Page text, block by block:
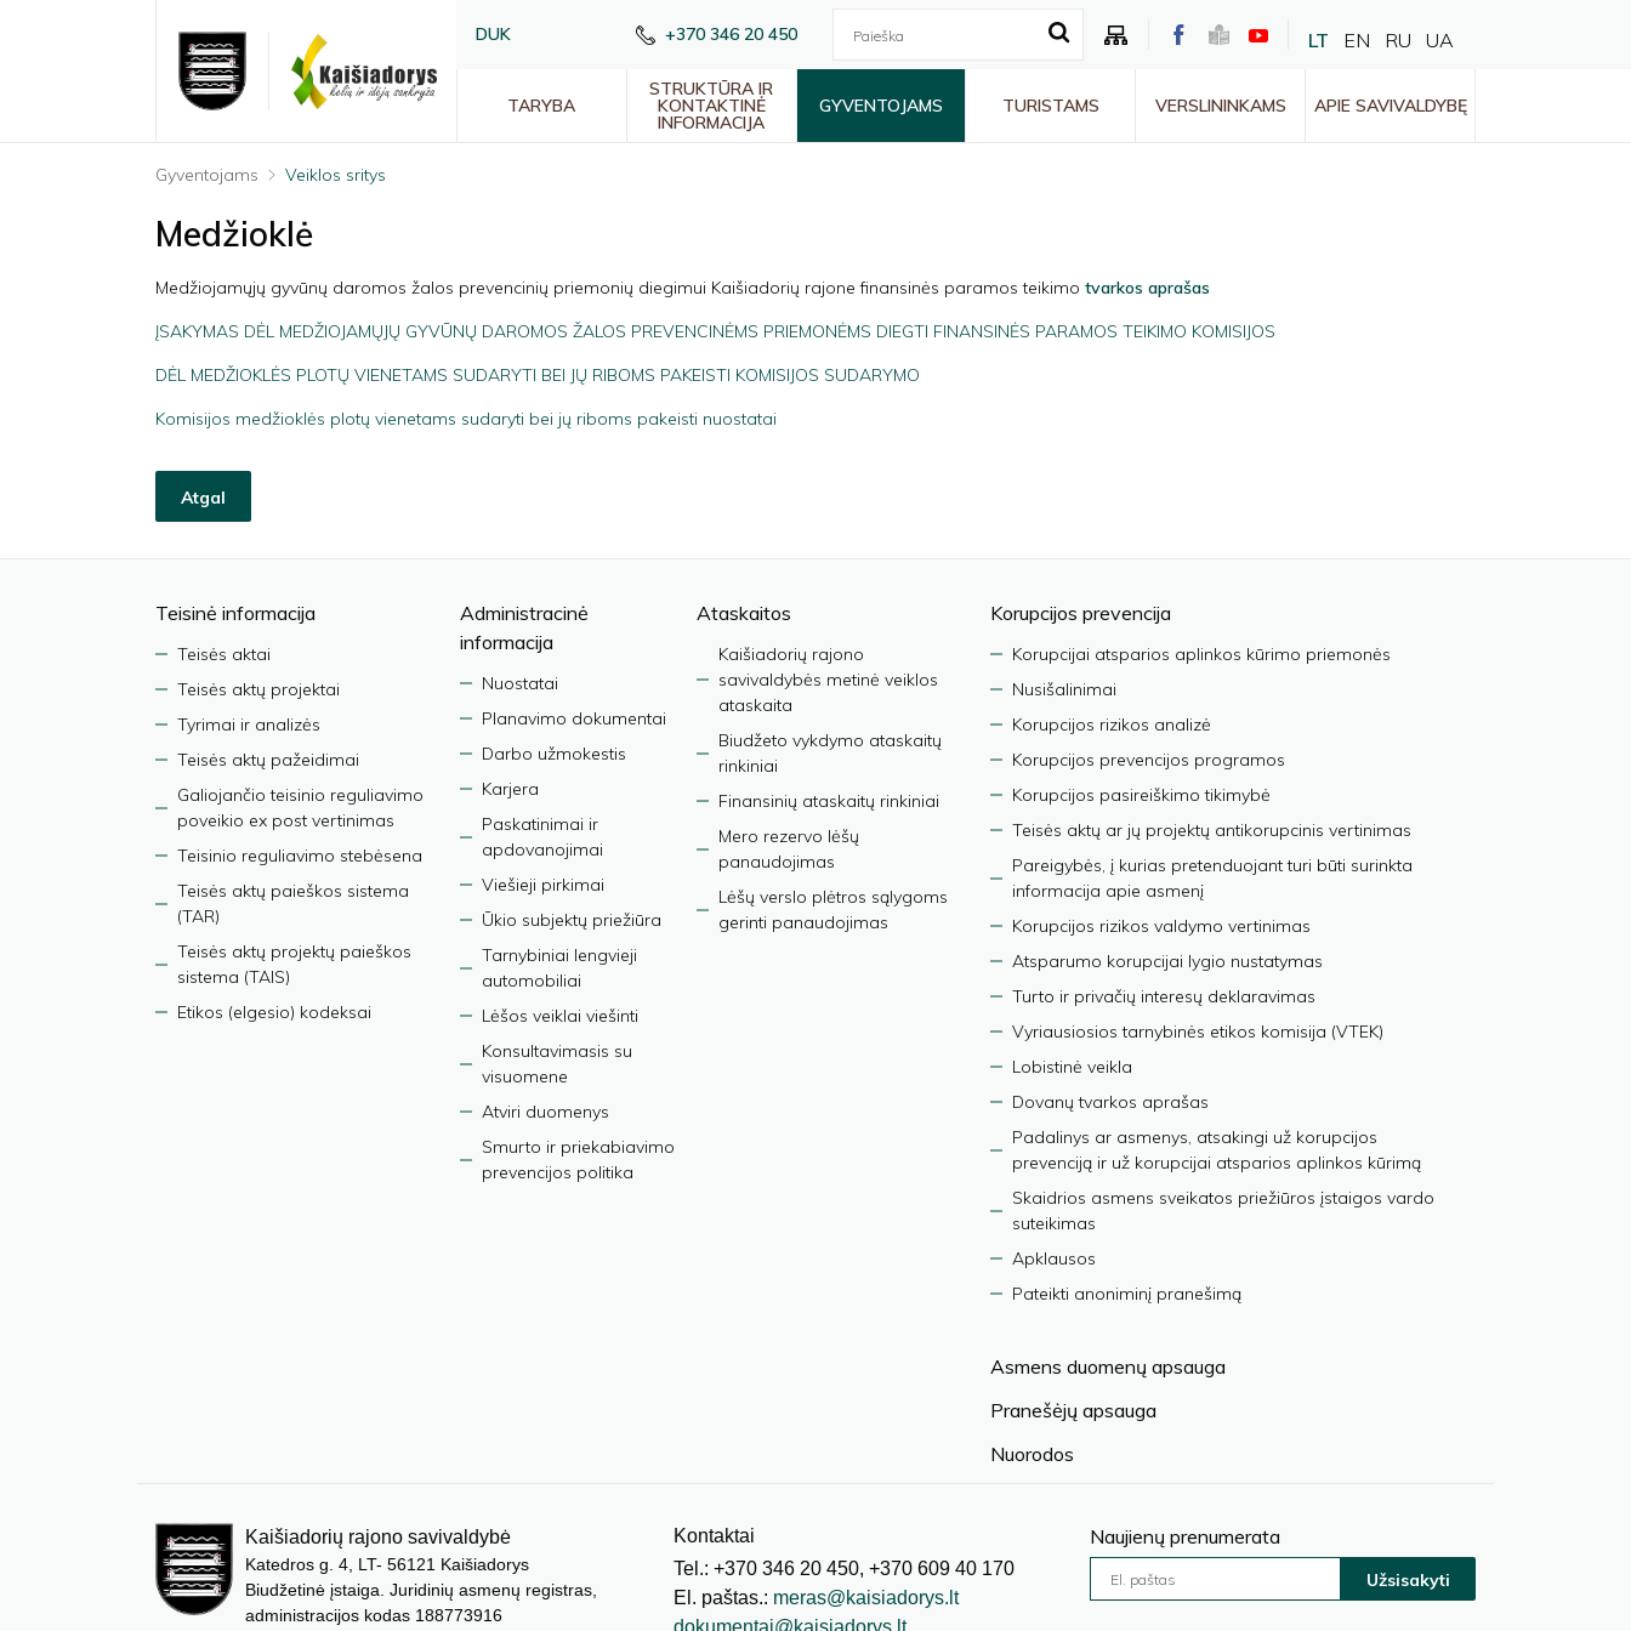
DUK +370 346 20 450 LT EN RU UA
TARYBA
STRUKTŪRA IR
KONTAKTINĖ
INFORMACIJA
GYVENTOJAMS TURISTAMS VERSLININKAMS APIE SAVIVALDYBĘ
Gyventojams Veiklos sritys
Medžioklė
Medžiojamųjų gyvūnų daromos žalos prevencinių priemonių diegimui Kaišiadorių rajone finansinės paramos teikimo tvarkos aprašas
ĮSAKYMAS DĖL MEDŽIOJAMŲJŲ GYVŪNŲ DAROMOS ŽALOS PREVENCINĖMS PRIEMONĖMS DIEGTI FINANSINĖS PARAMOS TEIKIMO KOMISIJOS
DĖL MEDŽIOKLĖS PLOTŲ VIENETAMS SUDARYTI BEI JŲ RIBOMS PAKEISTI KOMISIJOS SUDARYMO
Komisijos medžioklės plotų vienetams sudaryti bei jų riboms pakeisti nuostatai
Atgal
Teisinė informacija
Teisės aktai
Teisės aktų projektai
Tyrimai ir analizės
Teisės aktų pažeidimai
Galiojančio teisinio reguliavimo
poveikio ex post vertinimas
Teisinio reguliavimo stebėsena
Teisės aktų paieškos sistema
(TAR)
Teisės aktų projektų paieškos
sistema (TAIS)
Etikos (elgesio) kodeksai
Administracinė
informacija
Nuostatai
Planavimo dokumentai
Darbo užmokestis
Karjera
Paskatinimai ir
apdovanojimai
Viešieji pirkimai
Ūkio subjektų priežiūra
Tarnybiniai lengvieji
automobiliai
Lėšos veiklai viešinti
Konsultavimasis su
visuomene
Atviri duomenys
Smurto ir priekabiavimo
prevencijos politika
Ataskaitos
Kaišiadorių rajono
savivaldybės metinė veiklos
ataskaita
Biudžeto vykdymo ataskaitų
rinkiniai
Finansinių ataskaitų rinkiniai
Mero rezervo lėšų
panaudojimas
Lėšų verslo plėtros sąlygoms
gerinti panaudojimas
Korupcijos prevencija
Korupcijai atsparios aplinkos kūrimo priemonės
Nusišalinimai
Korupcijos rizikos analizė
Korupcijos prevencijos programos
Korupcijos pasireiškimo tikimybė
Teisės aktų ar jų projektų antikorupcinis vertinimas
Pareigybės, į kurias pretenduojant turi būti surinkta
informacija apie asmenį
Korupcijos rizikos valdymo vertinimas
Atsparumo korupcijai lygio nustatymas
Turto ir privačių interesų deklaravimas
Vyriausiosios tarnybinės etikos komisija (VTEK)
Lobistinė veikla
Dovanų tvarkos aprašas
Padalinys ar asmenys, atsakingi už korupcijos
prevenciją ir už korupcijai atsparios aplinkos kūrimą
Skaidrios asmens sveikatos priežiūros įstaigos vardo
suteikimas
Apklausos
Pateikti anoniminį pranešimą
Asmens duomenų apsauga
Pranešėjų apsauga
Nuorodos
Kaišiadorių rajono savivaldybė
Katedros g. 4, LT- 56121 Kaišiadorys
Biudžetinė įstaiga. Juridinių asmenų registras,
administracijos kodas 188773916
Kontaktai
Tel.: +370 346 20 450, +370 609 40 170
El. paštas.: meras@kaisiadorys.lt
dokumentai@kaisiadorys.lt
Naujienų prenumerata
Užsisakyti